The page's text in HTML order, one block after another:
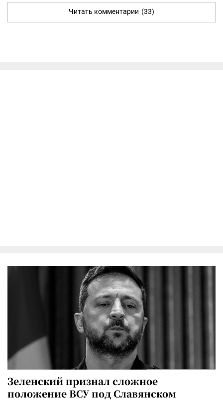
Читать комментарии (33)
Зеленский признал сложное
положение ВСУ под Славянском